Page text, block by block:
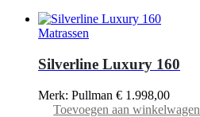
Matrassen
Silverline Luxury 160
Merk: Pullman € 1.998,00
Toevoegen aan winkelwagen